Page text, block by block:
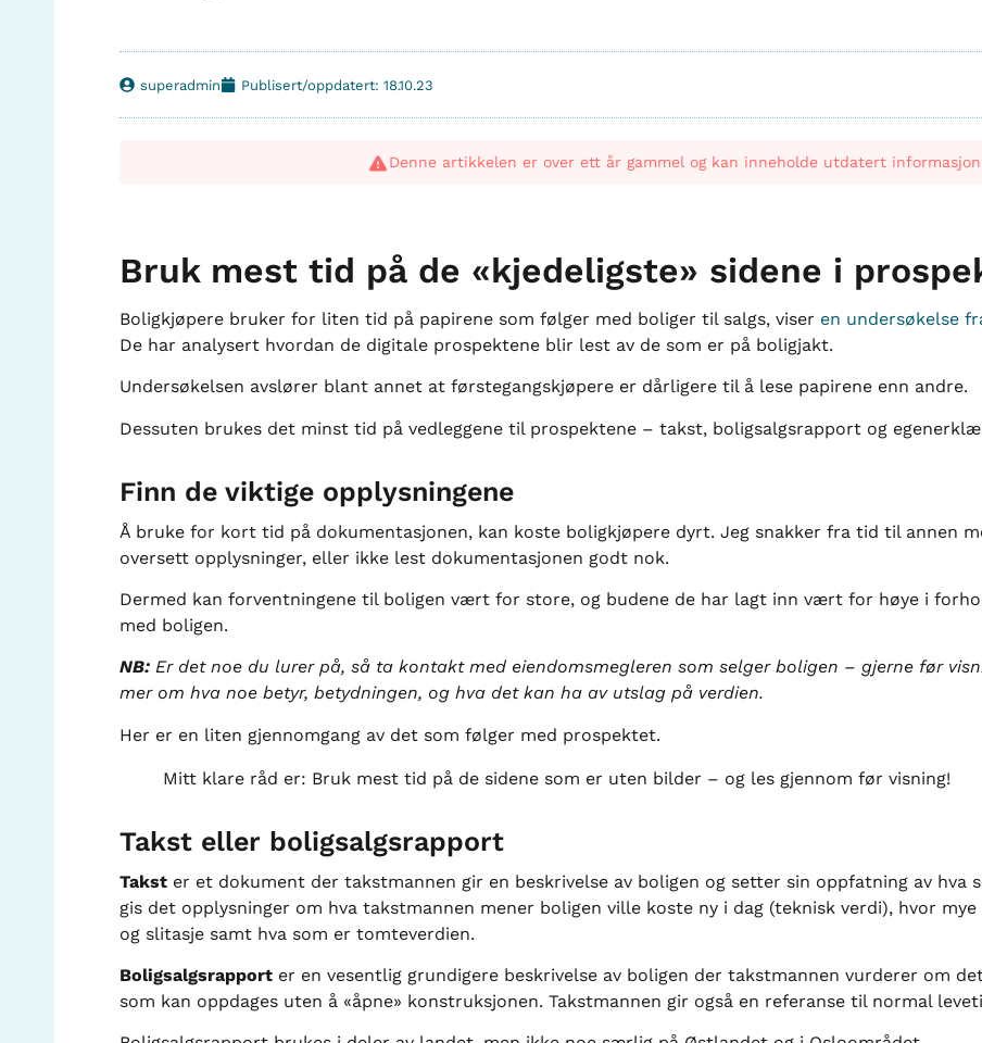
superadmin Publisert/oppdatert: 18.10.23
Denne artikkelen er over ett år gammel og kan inneholde utdatert informasjon
Bruk mest tid på de «kjedeligste» sidene i
Boligkjøpere bruker for liten tid på papirene som følger med boliger til salgs, viser en undersøkelse
De har analysert hvordan de digitale prospektene blir lest av de som er på boligjakt.
Undersøkelsen avslører blant annet at førstegangskjøpere er dårligere til å lese papirene enn andre.
Dessuten brukes det minst tid på vedleggene til prospektene – takst, boligsalgsrapport og
Finn de viktige opplysningene
Å bruke for kort tid på dokumentasjonen, kan koste boligkjøpere dyrt. Jeg snakker fra tid til annen
oversett opplysninger, eller ikke lest dokumentasjonen godt nok.
Dermed kan forventningene til boligen vært for store, og budene de har lagt inn vært for høye i
med boligen.
NB: Er det noe du lurer på, så ta kontakt med eiendomsmegleren som selger boligen – gjerne før
mer om hva noe betyr, betydningen, og hva det kan ha av utslag på verdien.
Her er en liten gjennomgang av det som følger med prospektet.
Mitt klare råd er: Bruk mest tid på de sidene som er uten bilder – og les gjennom før visning!
Takst eller boligsalgsrapport
Takst er et dokument der takstmannen gir en beskrivelse av boligen og setter sin oppfatning av hva
gis det opplysninger om hva takstmannen mener boligen ville koste ny i dag (teknisk verdi), hvor
og slitasje samt hva som er tomteverdien.
Boligsalgsrapport er en vesentlig grundigere beskrivelse av boligen der takstmannen vurderer om
som kan oppdages uten å «åpne» konstruksjonen. Takstmannen gir også en referanse til normal